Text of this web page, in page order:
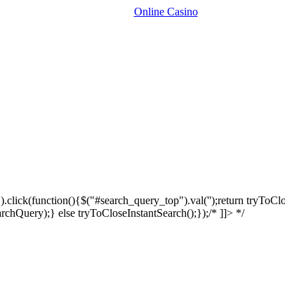
Online Casino
else tryToCloseInstantSearch();});/* ]]> */